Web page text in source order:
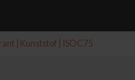
| Kunststof | ISOC75